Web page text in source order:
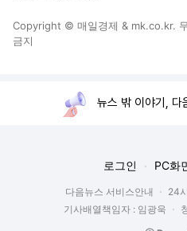
Copyright © 매일경제 & mk.co.kr.
금지
뉴스 밖 이야기, 다
로그인 PC화
다음뉴스 서비스안내 24
기사배열책임자 : 임광욱